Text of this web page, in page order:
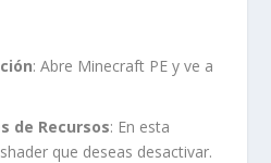
: Abre Minecraft PE y ve a
de Recursos: En esta
que deseas desactivar.